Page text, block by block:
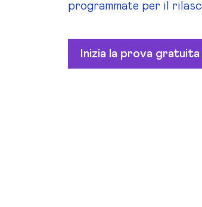
programmate per il
Inizia la prova gratuita